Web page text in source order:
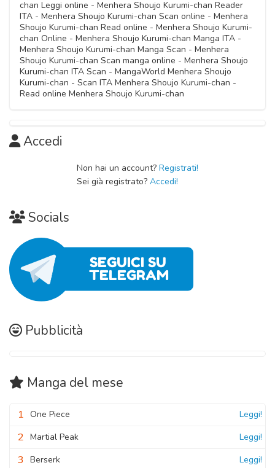
chan Leggi online - Menhera Shoujo Kurumi-chan Reader
ITA - Menhera Shoujo Kurumi-chan Scan online - Menhera
Shoujo Kurumi-chan Read online - Menhera Shoujo Kurumi-
chan Online - Menhera Shoujo Kurumi-chan Manga ITA -
Menhera Shoujo Kurumi-chan Manga Scan - Menhera
Shoujo Kurumi-chan Scan manga online - Menhera Shoujo
Kurumi-chan ITA Scan - MangaWorld Menhera Shoujo
Kurumi-chan - Scan ITA Menhera Shoujo Kurumi-chan -
Read online Menhera Shoujo Kurumi-chan
Accedi
Non hai un account? Registrati!
Sei già registrato? Accedi!
Socials
Pubblicità
Manga del mese
1 One Piece Leggi!
2 Martial Peak Leggi!
3 Berserk Leggi!